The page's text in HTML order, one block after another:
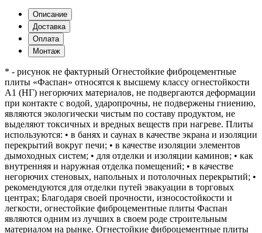
(1200х800)
Описание
Доставка
Оплата
Монтаж
* - рисунок не фактурный Огнестойкие фиброцементные
плиты «Фаспан» относятся к высшему классу огнестойкости
А1 (НГ) негорючих материалов, не подвергаются деформации
при контакте с водой, ударопрочны, не подвержены гниению,
являются экологически чистым по составу продуктом, не
выделяют токсичных и вредных веществ при нагреве. Плиты
используются: • в банях и саунах в качестве экрана и изоляции
перекрытий вокруг печи; • в качестве изоляции элементов
дымоходных систем; • для отделки и изоляции каминов; • как
внутренняя и наружная отделка помещений; • в качестве
негорючих стеновых, напольных и потолочных перекрытий; •
рекомендуются для отделки путей эвакуации в торговых
центрах; Благодаря своей прочности, износостойкости и
легкости, огнестойкие фиброцементные плиты Фаспан
являются одним из лучших в своем роде строительным
материалом на рынке. Огнестойкие фиброцементные плиты